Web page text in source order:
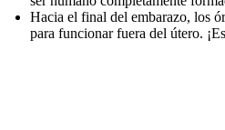
Hacia el final del embarazo, los
para funcionar fuera del útero.